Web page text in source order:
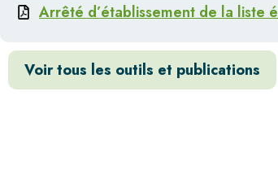
Arrêté d’établissement de la liste
Voir tous les outils et publications